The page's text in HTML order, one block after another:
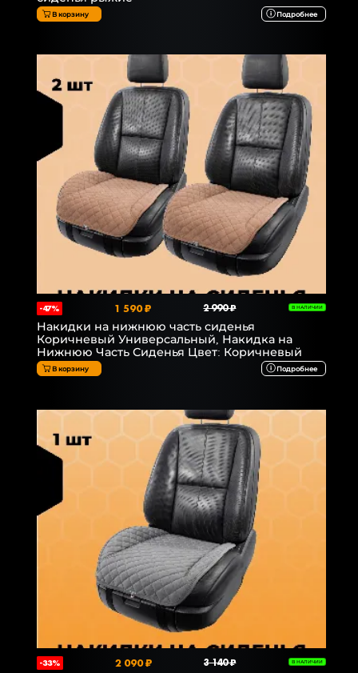
В корзину Подробнее
-47% 1 590 ₽ 2 990 ₽ В НАЛИЧИИ
Накидки на нижнюю часть сиденья
Коричневый Универсальный, Накидка на
Нижнюю Часть Сиденья Цвет: Коричневый
В корзину Подробнее
-33% 2 090 ₽ 3 140 ₽ В НАЛИЧИИ